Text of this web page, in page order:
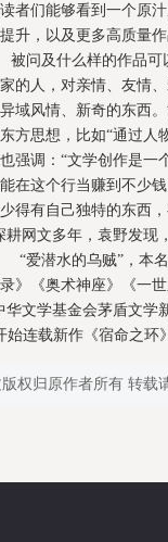
者们能够看到一个原
升，以及更多高质量
问及什么样的作品可
的人，对亲情、友情
域风情、新奇的东西
方思想，比如“通过
强调：“文学创作是
在这个行当赚到不少
得有自己独特的东西
耕网文多年，袁野发
爱潜水的乌贼”，本名
录》《奥术神座》《一
华文学基金会茅盾文学
始连载新作《宿命之
权归原作者所有 转载